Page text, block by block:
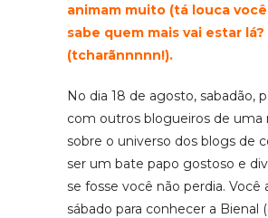
animam muito (tá louca
sabe quem mais vai estar lá?
(tcharãnnnnn!).
No dia 18 de agosto, sabadão,
com outros blogueiros de uma
sobre o universo dos blogs de
ser um bate papo gostoso e
se fosse você não perdia. Você
sábado para conhecer a Bienal